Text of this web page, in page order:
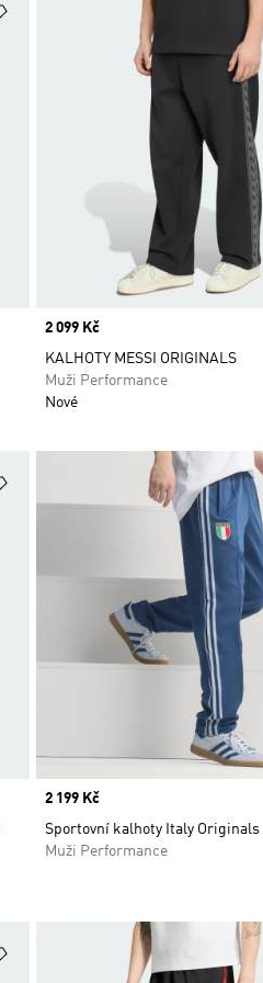
Přidat do seznamu přání
Price
2 099 Kč
KALHOTY MESSI ORIGINALS
Muži Performance
Nové
Přidat do seznamu přání
Price
2 199 Kč
Sportovní kalhoty Italy Originals
Muži Performance
Přidat do seznamu přání